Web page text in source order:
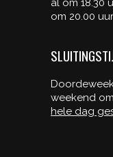
al om 18.30
om 20.00
weekend
hele dag